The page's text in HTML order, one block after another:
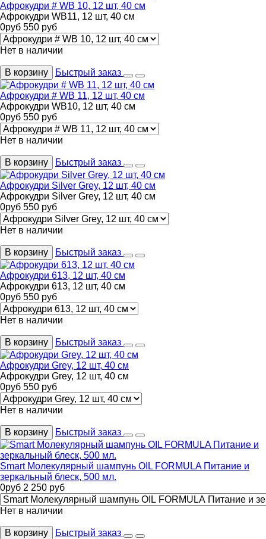
Афрокудри # WB 10, 12 шт, 40 см
Афрокудри WB11, 12 шт, 40 см
0руб 550 руб
Нет в наличии
В корзину Быстрый заказ
Афрокудри # WB 11, 12 шт, 40 см
Афрокудри WB10, 12 шт, 40 см
0руб 550 руб
Нет в наличии
В корзину Быстрый заказ
Афрокудри Silver Grey, 12 шт, 40 см
Афрокудри Silver Grey, 12 шт, 40 см
0руб 550 руб
Нет в наличии
В корзину Быстрый заказ
Афрокудри 613, 12 шт, 40 см
Афрокудри 613, 12 шт, 40 см
0руб 550 руб
Нет в наличии
В корзину Быстрый заказ
Афрокудри Grey, 12 шт, 40 см
Афрокудри Grey, 12 шт, 40 см
0руб 550 руб
Нет в наличии
В корзину Быстрый заказ
Smart Молекулярный шампунь OIL FORMULA Питание и
зеркальный блеск, 500 мл.
0руб 2 250 руб
Нет в наличии
В корзину Быстрый заказ